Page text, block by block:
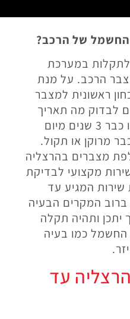
החשמל של הרכב?
לתקלות במערכת
הרכב. על מנת
ראשונית למצבר
לבדוק מה תאריך
הייצור שלו. במידה ועברו כבר 3 שנים מיום
מרוקן או תקול.
מצברים בהרצליה
מקצועי לבדיקת
המגיע עד
המקרים הבעיה
ותהיה תקלה
כמו בעיה
עד